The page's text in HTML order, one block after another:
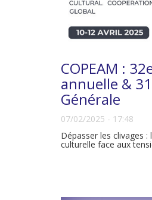
COPEAM :
annuelle &
Générale
07/02/2025 - 17:48
Dépasser les clivages
culturelle face aux